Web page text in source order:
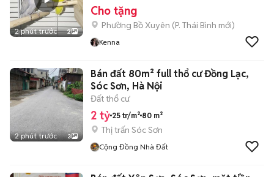
2 phút trước 2
Cho tặng
Phường Bồ Xuyên (P. Thái Bình mới)
Kenna
2 phút trước 3
Bán đất 80m² full thổ cư Đồng Lạc,
Sóc Sơn, Hà Nội
Đất thổ cư
2 tỷ 25 tr/m² 80 m²
Thị trấn Sóc Sơn
Cộng Đồng Nhà Đất